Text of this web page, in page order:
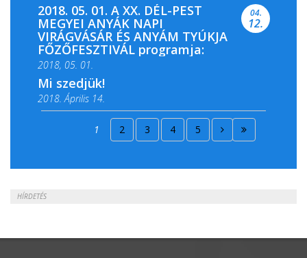
2018. 05. 01. A XX. DÉL-PEST
MEGYEI ANYÁK NAPI
VIRÁGVÁSÁR ÉS ANYÁM TYÚKJA
FŐZŐFESZTIVÁL programja:
2018, 05. 01.
04.
12.
Mi szedjük!
2018. Április 14.
2018. Április 15.
1 2 3 4 5
HÍRDETÉS